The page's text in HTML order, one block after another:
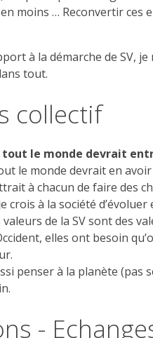
moins … Reconvertir ces
à la démarche de SV,
tout.
collectif
tout le monde devrait
le monde devrait en
à chacun de faire des
crois à la société
de la SV sont des
elles ont besoin
penser à la planète (pas
-